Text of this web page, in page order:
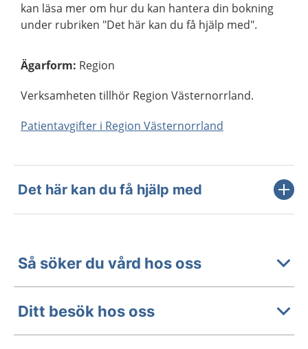
kan läsa mer om hur du kan hantera din bokning
under rubriken "Det här kan du få hjälp med".
Ägarform: Region
Verksamheten tillhör Region Västernorrland.
Patientavgifter i Region Västernorrland
Det här kan du få hjälp med
Så söker du vård hos oss
Ditt besök hos oss